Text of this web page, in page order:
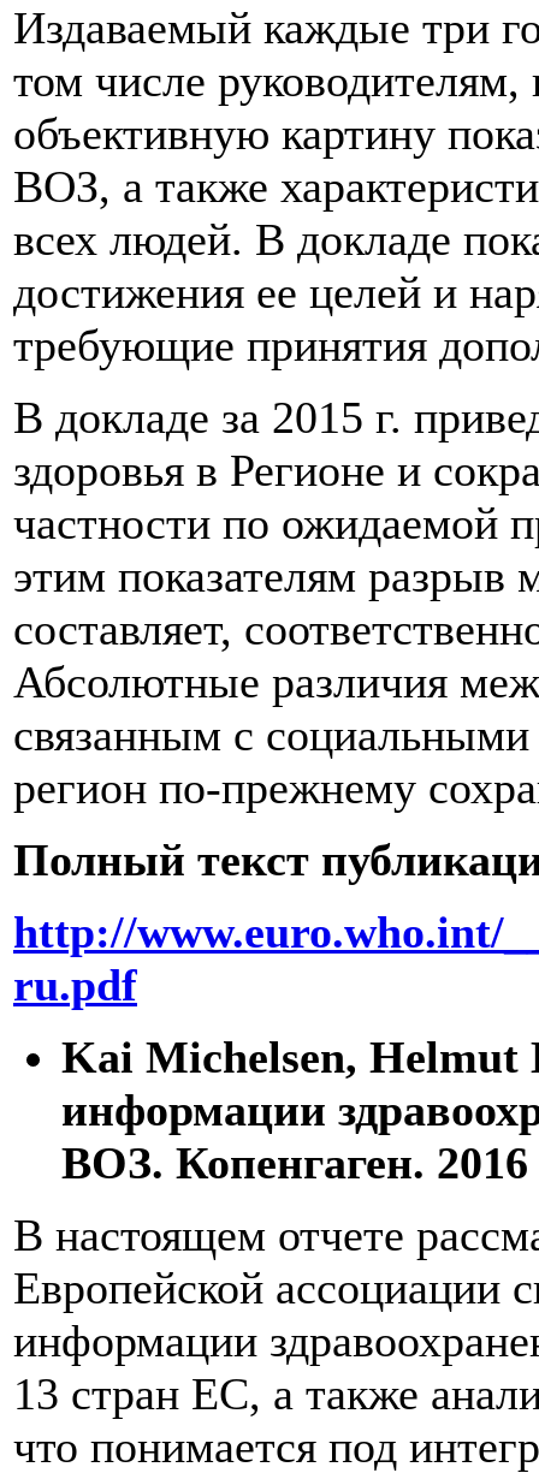
Издаваемый каждые три
том числе
объективную картину
ВОЗ, а также
всех людей. В докладе
достижения ее целей и
требующие принятия
В докладе за 2015 г.
здоровья в Регионе и
частности по ожидаемой
этим показателям
составляет,
Абсолютные различия
связанным с социальными
регион по-прежнему
Полный текст
http://www.euro.who.int/
ru.pdf
Kai Michelsen, Helmut
информации
ВОЗ. Копенгаген. 2016
В настоящем отчете
Европейской ассоциации
информации
13 стран ЕС, а также
что понимается под